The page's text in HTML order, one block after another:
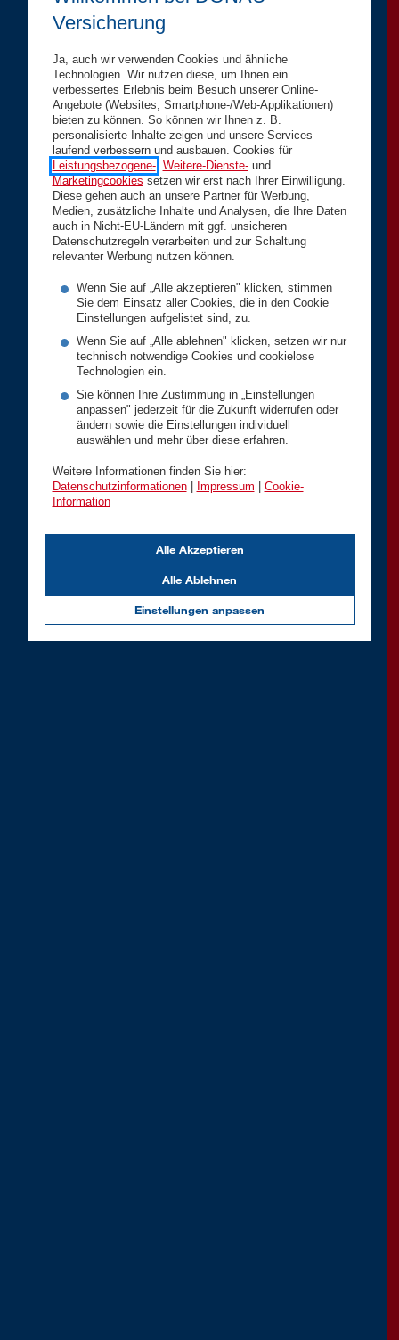
Versicherung
Ja, auch wir verwenden Cookies und ähnliche
Technologien. Wir nutzen diese, um Ihnen ein
verbessertes Erlebnis beim Besuch unserer Online-
Angebote (Websites, Smartphone-/Web-Applikationen)
bieten zu können. So können wir Ihnen z. B.
personalisierte Inhalte zeigen und unsere Services
laufend verbessern und ausbauen. Cookies für
Leistungsbezogene-, Weitere-Dienste-und
Marketingcookies setzen wir erst nach Ihrer Einwilligung.
Diese gehen auch an unsere Partner für Werbung,
Medien, zusätzliche Inhalte und Analysen, die Ihre Daten
auch in Nicht-EU-Ländern mit ggf. unsicheren
Datenschutzregeln verarbeiten und zur Schaltung
relevanter Werbung nutzen können.
Wenn Sie auf „Alle akzeptieren" klicken, stimmen
Sie dem Einsatz aller Cookies, die in den Cookie
Einstellungen aufgelistet sind, zu.
Wenn Sie auf „Alle ablehnen" klicken, setzen wir nur
technisch notwendige Cookies und cookielose
Technologien ein.
Sie können Ihre Zustimmung in „Einstellungen
anpassen" jederzeit für die Zukunft widerrufen oder
ändern sowie die Einstellungen individuell
auswählen und mehr über diese erfahren.
Weitere Informationen finden Sie hier:
Datenschutzinformationen| Impressum
Cookie-
Information
Einstellungen anpassen
Alle Ablehnen
Alle Akzeptieren